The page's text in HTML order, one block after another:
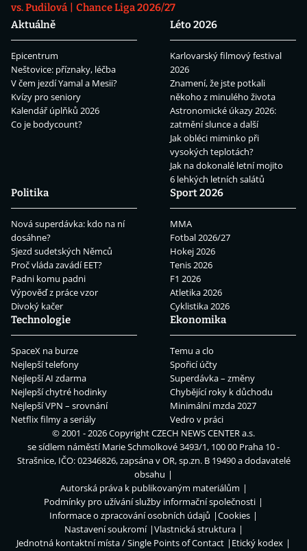
vs. Pudilová
Chance Liga 2026/27
Aktuálně
Epicentrum
Neštovice: příznaky, léčba
V čem jezdí Yamal a Mesii?
Kvízy pro seniory
Kalendář úplňků 2026
Co je bodycount?
Léto 2026
Karlovarský filmový festival
2026
Znamení, že jste potkali
někoho z minulého života
Astronomické úkazy 2026:
zatmění slunce a další
Jak obléci miminko při
vysokých teplotách?
Jak na dokonalé letní mojito
6 lehkých letních salátů
Politika
Nová superdávka: kdo na ní
dosáhne?
Sjezd sudetských Němců
Proč vláda zavádí EET?
Padni komu padni
Výpověď z práce vzor
Divoký kačer
Sport 2026
MMA
Fotbal 2026/27
Hokej 2026
Tenis 2026
F1 2026
Atletika 2026
Cyklistika 2026
Technologie
SpaceX na burze
Nejlepší telefony
Nejlepší AI zdarma
Nejlepší chytré hodinky
Nejlepší VPN – srovnání
Netflix filmy a seriály
Ekonomika
Temu a clo
Spořicí účty
Superdávka – změny
Chybějící roky k důchodu
Minimální mzda 2027
Vedro v práci
© 2001 - 2026 CopyrightCZECH NEWS CENTER a.s.
se sídlem náměstí Marie Schmolkové 3493/1, 100 00 Praha 10 -
Strašnice, IČO: 02346826, zapsána v OR, sp.zn. B 19490 a dodavatelé
obsahu
Autorská práva k publikovaným materiálům
Podmínky pro užívání služby informační společnosti
Informace o zpracování osobních údajů
Cookies
Nastavení soukromí
Vlastnická struktura
Jednotná kontaktní místa / Single Points of Contact
Etický kodex